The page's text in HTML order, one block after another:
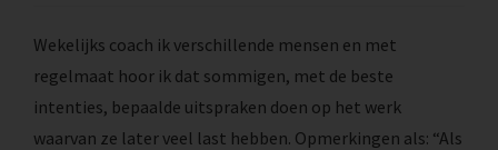
Wekelijks coach ik verschillende mensen en met
regelmaat hoor ik dat sommigen, met de beste
intenties, bepaalde uitspraken doen op het werk
waarvan ze later veel last hebben. Opmerkingen als: “Als